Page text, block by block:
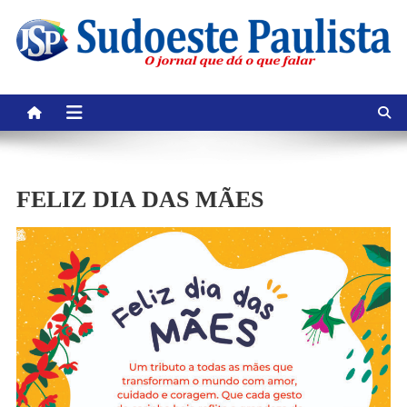
content
FELIZ DIA DAS MÃES